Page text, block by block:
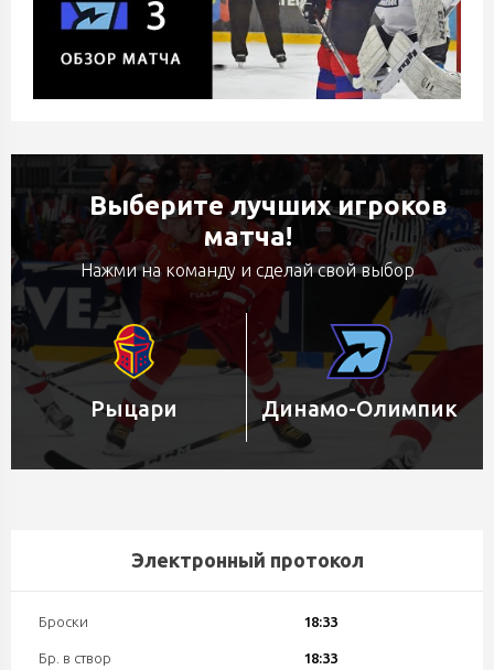
Выберите лучших игроков
матча!
Нажми на команду и сделай свой выбор
Рыцари Динамо-Олимпик
Электронный протокол
Броски 18:33
Бр. в створ 18:33